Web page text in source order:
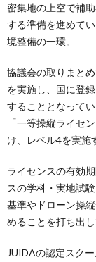
密集地の上空で補
する準備を進めて
境整備の一環。
協議会の取りまと
を実施し、国に登
することとなって
「一等操縦ライセ
け、レベル4を実施
ライセンスの有効
スの学科・実地試
基準やドローン操
めることを打ち出し
JUIDAの認定スク